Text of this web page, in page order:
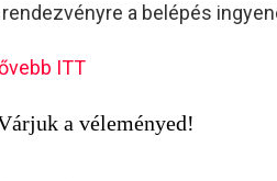
rendezvényre a belépés
ITT
a véleményed!